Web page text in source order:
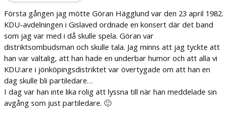
KONTAKTA MIG
Första gången jag mötte Göran Hägglund var den 23 april 1982.
KDU-avdelningen i Gislaved ordnade en konsert där det band
som jag var med i då skulle spela. Göran var
distriktsombudsman och skulle tala. Jag minns att jag tyckte att
han var vältalig, att han hade en underbar humor och att alla vi
KDU:are i jönköpingsdistriktet var övertygade om att han en
dag skulle bli partiledare…
I dag var han inte lika rolig att lyssna till när han meddelade sin
avgång som just partiledare. 🙁